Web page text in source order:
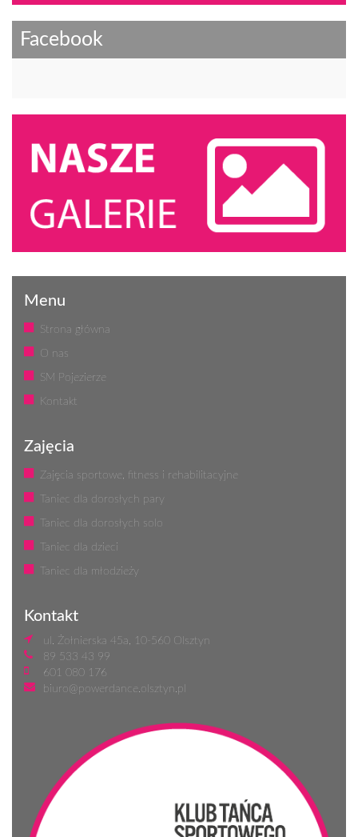
Facebook
Menu
Strona główna
O nas
SM Pojezierze
Kontakt
Zajęcia
Zajęcia sportowe, fitness i rehabilitacyjne
Taniec dla dorosłych pary
Taniec dla dorosłych solo
Taniec dla dzieci
Taniec dla młodzieży
Kontakt
ul. Żołnierska 45a, 10-560 Olsztyn
89 533 43 99
601 080 176
biuro@powerdance.olsztyn.pl